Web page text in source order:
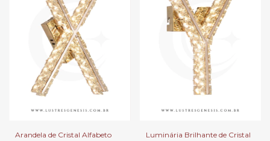
Arandela de Cristal Alfabeto
Luminária Brilhante de Cristal